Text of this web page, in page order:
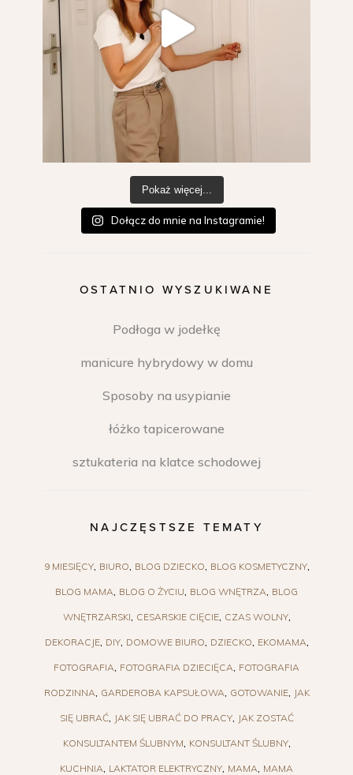
Pokaż więcej...
Dołącz do mnie na Instagramie!
OSTATNIO WYSZUKIWANE
Podłoga w jodełkę
manicure hybrydowy w domu
Sposoby na usypianie
łóżko tapicerowane
sztukateria na klatce schodowej
NAJCZĘSTSZE TEMATY
9 MIESIĘCY BIURO BLOG DZIECKO BLOG KOSMETYCZNY
BLOG MAMA BLOG O ŻYCIU BLOG WNĘTRZA BLOG
WNĘTRZARSKI CESARSKIE CIĘCIE CZAS WOLNY
DEKORACJE DIY DOMOWE BIURO DZIECKO EKOMAMA
FOTOGRAFIA FOTOGRAFIA DZIECIĘCA FOTOGRAFIA
RODZINNA GARDEROBA KAPSUŁOWA GOTOWANIE JAK
SIĘ UBRAĆ JAK SIĘ UBRAĆ DO PRACY JAK ZOSTAĆ
KONSULTANTEM ŚLUBNYM KONSULTANT ŚLUBNY
KUCHNIA LAKTATOR ELEKTRYCZNY MAMA MAMA